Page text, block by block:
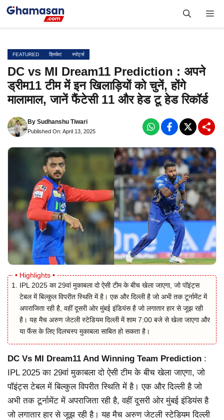
Skip
FEATURED क्रिकेट स्पोर्ट्स
DC vs MI Dream11 Prediction : अपने
ड्रीम11 टीम में इन खिलाड़ियों को चुनें, होंगे
मालामाल, जानें फैंटेसी 11 और हेड टू हेड रिकॉर्ड
By Sudhanshu Tiwari
Published On: April 13, 2025
IPL 2025 का 29वां मुकाबला दो ऐसी टीम के बीच खेला जाएगा, जो पॉइंट्स
टेबल में बिल्कुल विपरीत स्थिति में है। एक और दिल्ली है जो अभी तक टूर्नामेंट में
अपराजिता रही है, वहीं दूसरी ओर मुंबई इंडियंस है जो लगातार हार से जूझ रही
है। यह मैच अरुण जेटली स्टेडियम दिल्ली में शाम 7:00 बजे से खेला जाएगा और
या फैंस के लिए दिलचस्प मुकाबला साबित हो सकता है।
DC Vs MI Dream11 And Winning Team Prediction :
IPL 2025 का 29वां मुकाबला दो ऐसी टीम के बीच खेला जाएगा, जो
पॉइंट्स टेबल में बिल्कुल विपरीत स्थिति में है। एक और दिल्ली है जो
अभी तक टूर्नामेंट में अपराजिता रही है, वहीं दूसरी ओर मुंबई इंडियंस है
जो लगातार हार से जूझ रही है। यह मैच अरुण जेटली स्टेडियम दिल्ली